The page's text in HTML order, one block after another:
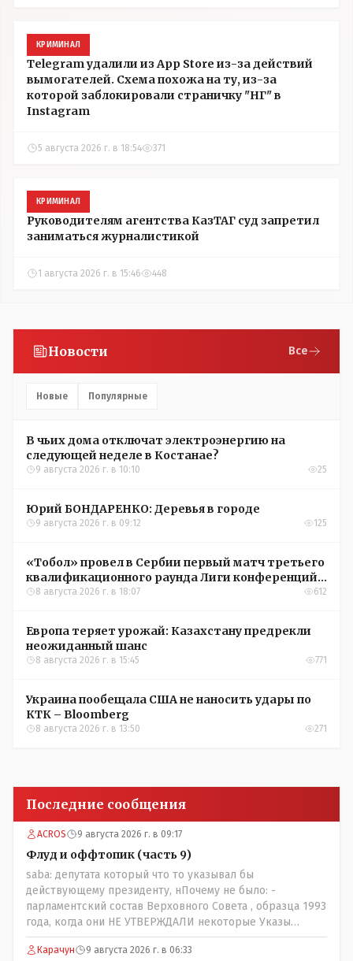
КРИМИНАЛ
Telegram удалили из App Store из-за действий
вымогателей. Схема похожа на ту, из-за
которой заблокировали страничку "НГ" в
Instagram
5 августа 2026 г. в 18:54 371
КРИМИНАЛ
Руководителям агентства КазТАГ суд запретил
заниматься журналистикой
1 августа 2026 г. в 15:46 448
Новости Все
Новые Популярные
В чьих дома отключат электроэнергию на
следующей неделе в Костанае?
9 августа 2026 г. в 10:10 25
Юрий БОНДАРЕНКО: Деревья в городе
9 августа 2026 г. в 09:12 125
«Тобол» провел в Сербии первый матч третьего
квалификационного раунда Лиги конференций
УЕФА
8 августа 2026 г. в 18:07 612
Европа теряет урожай: Казахстану предрекли
неожиданный шанс
8 августа 2026 г. в 15:45 771
Украина пообещала США не наносить удары по
КТК – Bloomberg
8 августа 2026 г. в 13:50 271
Последние сообщения
ACROS 9 августа 2026 г. в 09:17
Флуд и оффтопик (часть 9)
saba: депутата который что то указывал бы
действующему президенту, нПочему не было: -
парламентский состав Верховного Совета , образца 1993
года, когда они НЕ УТВЕРЖДАЛИ некоторые Указы
Назарбаева, особенно в части выборов и перевыборов и
некоторых вопросах внутренней политики, и тогда
Карачун 9 августа 2026 г. в 06:33